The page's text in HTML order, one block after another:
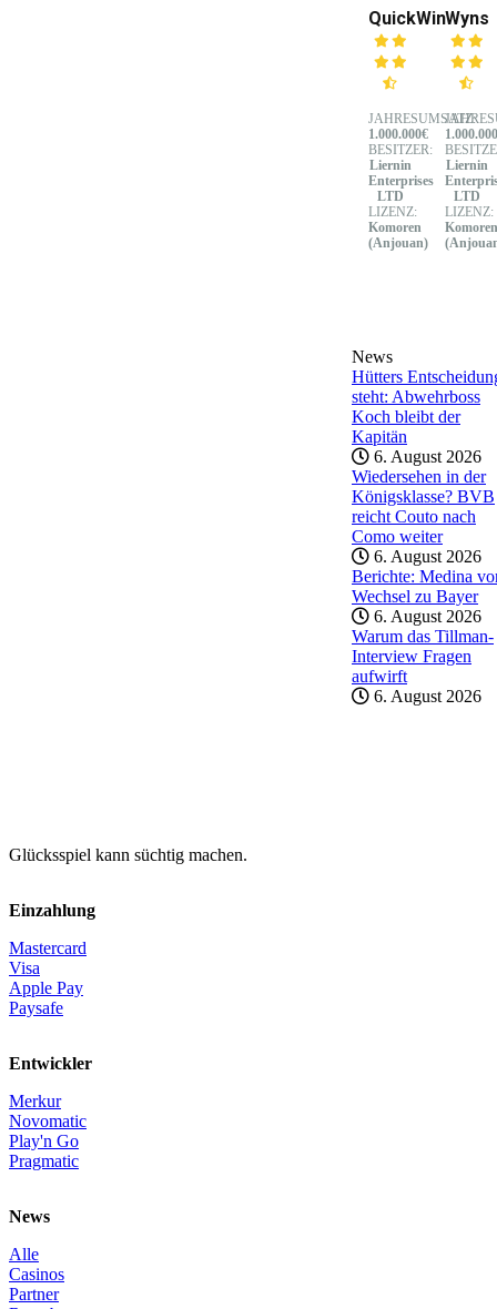
QuickWin
JAHRESUMSATZ:
1.000.000€
BESITZER:
Liernin
Enterprises
LTD
LIZENZ:
Komoren
(Anjouan)
Wyns
Liernin
LTD
LIZENZ:
Komoren
News
Hütters
steht: Abwehrboss
Koch bleibt der
Kapitän
6. August 2026
Wiedersehen in der
Königsklasse? BVB
reicht Couto nach
Como weiter
6. August 2026
Berichte: Medina
Wechsel zu Bayer
6. August 2026
Warum das Tillman-
Interview Fragen
aufwirft
6. August 2026
Glücksspiel kann süchtig machen.
Einzahlung
Mastercard
Visa
Apple Pay
Paysafe
Entwickler
Merkur
Novomatic
Play'n Go
Pragmatic
News
Alle
Casinos
Partner